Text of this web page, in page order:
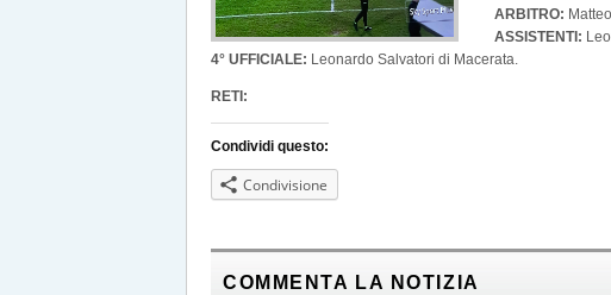
ARBITRO:
ASSISTENTI:
4° UFFICIALE: Leonardo Salvatori di Macerata.
RETI:
Condividi questo:
Condivisione
COMMENTA LA NOTIZIA